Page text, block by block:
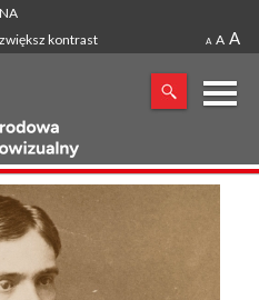
zwiększ kontrast
A A A
X
FRAZA